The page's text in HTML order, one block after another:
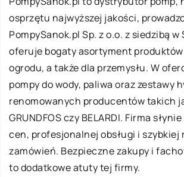
osprzętu najwyższej jakości,
PompySanok.pl Sp. z o.o. z siedzibą
oferuje bogaty asortyment produktów
ogrodu, a także dla przemysłu. W
pompy do wody, paliwa oraz zestawy
renomowanych producentów takich
GRUNDFOS czy BELARDI. Firma
cen, profesjonalnej obsługi i szybkiej
zamówień. Bezpieczne zakupy i
to dodatkowe atuty tej firmy.